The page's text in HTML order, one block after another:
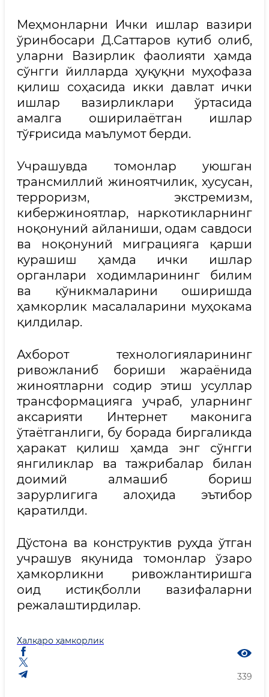
Меҳмонларни Ички ишлар вазири
ўринбосари Д.Саттаров кутиб олиб,
уларни Вазирлик фаолияти ҳамда
сўнгги йилларда ҳуқуқни муҳофаза
қилиш соҳасида икки давлат ички
ишлар вазирликлари ўртасида
амалга оширилаётган ишлар
тўғрисида маълумот берди.
Учрашувда томонлар уюшган
трансмиллий жиноятчилик, хусусан,
терроризм, экстремизм,
кибержиноятлар, наркотикларнинг
ноқонуний айланиши, одам савдоси
ва ноқонуний миграцияга қарши
курашиш ҳамда ички ишлар
органлари ходимларининг билим
ва кўникмаларини оширишда
ҳамкорлик масалаларини муҳокама
қилдилар.
Ахборот технологияларининг
ривожланиб бориши жараёнида
жиноятларни содир этиш усуллар
трансформацияга учраб, уларнинг
аксарияти Интернет маконига
ўтаётганлиги, бу борада биргаликда
ҳаракат қилиш ҳамда энг сўнгги
янгиликлар ва тажрибалар билан
доимий алмашиб бориш
зарурлигига алоҳида эътибор
қаратилди.
Дўстона ва конструктив руҳда ўтган
учрашув якунида томонлар ўзаро
ҳамкорликни ривожлантиришга
оид истиқболли вазифаларни
режалаштирдилар.
Халқаро ҳамкорлик
339